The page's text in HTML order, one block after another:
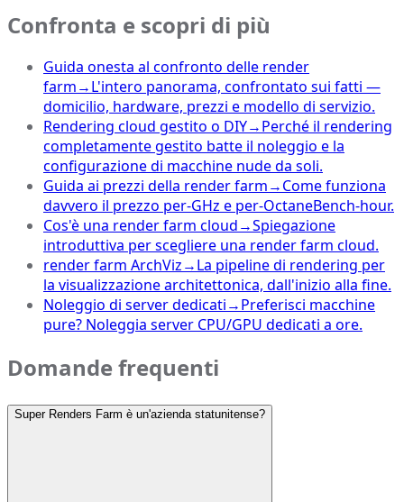
Confronta e scopri di più
Guida onesta al confronto delle render
farm→L'intero panorama, confrontato sui fatti —
domicilio, hardware, prezzi e modello di servizio.
Rendering cloud gestito o DIY→Perché il rendering
completamente gestito batte il noleggio e la
configurazione di macchine nude da soli.
Guida ai prezzi della render farm→Come funziona
davvero il prezzo per-GHz e per-OctaneBench-hour.
Cos'è una render farm cloud→Spiegazione
introduttiva per scegliere una render farm cloud.
render farm ArchViz→La pipeline di rendering per
la visualizzazione architettonica, dall'inizio alla fine.
Noleggio di server dedicati→Preferisci macchine
pure? Noleggia server CPU/GPU dedicati a ore.
Domande frequenti
Super Renders Farm è un'azienda statunitense?